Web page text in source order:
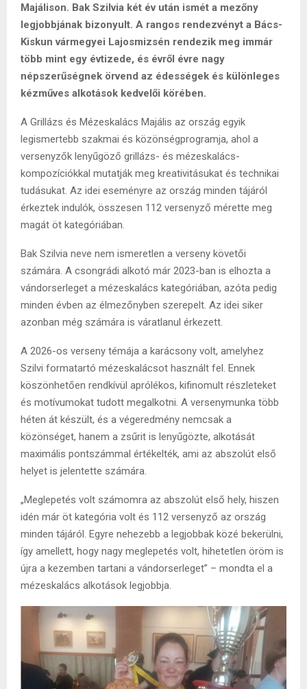
Majálison. Bak Szilvia két év után ismét a mezőny
legjobbjának bizonyult. A rangos rendezvényt a Bács-
Kiskun vármegyei Lajosmizsén rendezik meg immár
több mint egy évtizede, és évről évre nagy
népszerűségnek örvend az édességek és különleges
kézműves alkotások kedvelői körében.
A Grillázs és Mézeskalács Majális az ország egyik
legismertebb szakmai és közönségprogramja, ahol a
versenyzők lenyűgöző grillázs- és mézeskalács-
kompozíciókkal mutatják meg kreativitásukat és technikai
tudásukat. Az idei eseményre az ország minden tájáról
érkeztek indulók, összesen 112 versenyző mérette meg
magát öt kategóriában.
Bak Szilvia neve nem ismeretlen a verseny követői
számára. A csongrádi alkotó már 2023-ban is elhozta a
vándorserleget a mézeskalács kategóriában, azóta pedig
minden évben az élmezőnyben szerepelt. Az idei siker
azonban még számára is váratlanul érkezett.
A 2026-os verseny témája a karácsony volt, amelyhez
Szilvi formatartó mézeskalácsot használt fel. Ennek
köszönhetően rendkívül aprólékos, kifinomult részleteket
és motívumokat tudott megalkotni. A versenymunka több
héten át készült, és a végeredmény nemcsak a
közönséget, hanem a zsűrit is lenyűgözte, alkotását
maximális pontszámmal értékelték, ami az abszolút első
helyet is jelentette számára.
„Meglepetés volt számomra az abszolút első hely, hiszen
idén már öt kategória volt és 112 versenyző az ország
minden tájáról. Egyre nehezebb a legjobbak közé bekerülni,
így amellett, hogy nagy meglepetés volt, hihetetlen öröm is
újra a kezemben tartani a vándorserleget” – mondta el a
mézeskalács alkotások legjobbja.